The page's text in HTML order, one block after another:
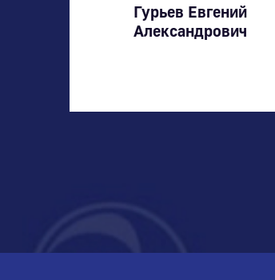
Гурьев Евгений
Александрович